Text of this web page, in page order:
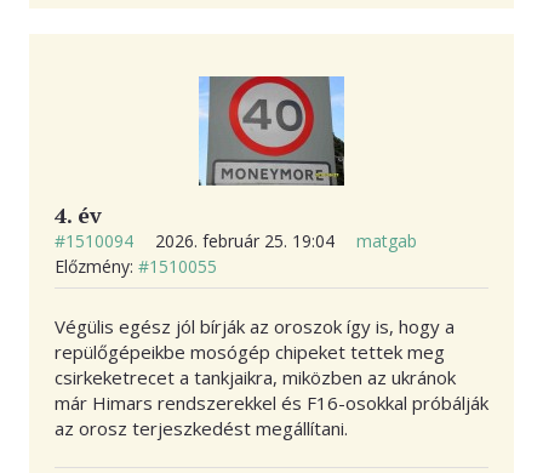
4. év
#1510094 2026. február 25. 19:04
matgab
Előzmény: #1510055
Végülis egész jól bírják az oroszok így is, hogy a
repülőgépeikbe mosógép chipeket tettek meg
csirkeketrecet a tankjaikra, miközben az ukránok
már Himars rendszerekkel és F16-osokkal próbálják
az orosz terjeszkedést megállítani.